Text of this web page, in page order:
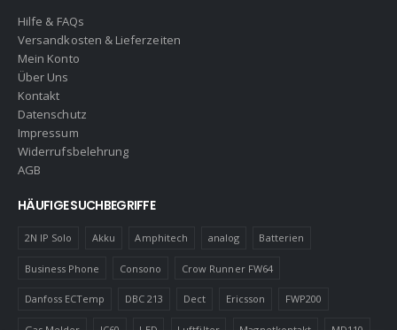
Hilfe & FAQs
Versandkosten & Lieferzeiten
Mein Konto
Über Uns
Kontakt
Datenschutz
Impressum
Widerrufsbelehrung
AGB
HÄUFIGE SUCHBEGRIFFE
2N IP Solo Akku Amphitech analog Batterien
Business Phone Consono Crow Runner FW64
Danfoss ECTemp DBC 213 Dect Ericsson FWP200